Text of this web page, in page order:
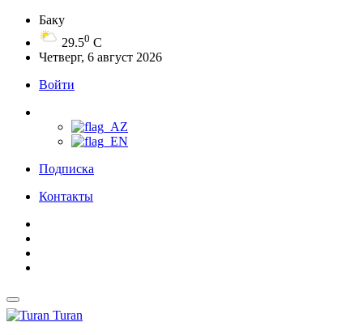
Баку
29.50 C
Четверг, 6 август 2026
Войти
Подписка
Контакты
Turan